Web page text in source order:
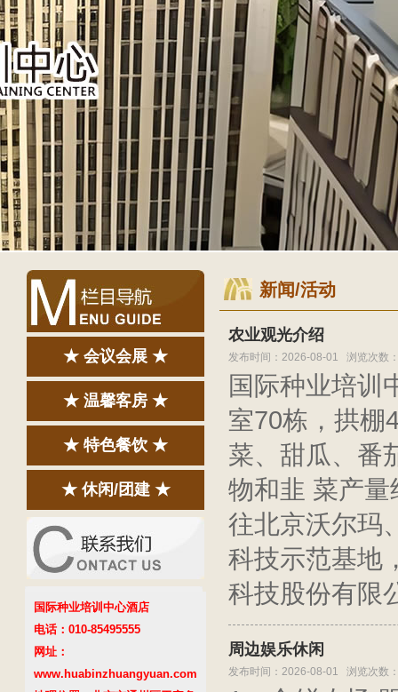
★ 会议会展 ★
★ 温馨客房 ★
★ 特色餐饮 ★
★ 休闲/团建 ★
国际种业培训中心酒店
电话：010-85495555
网址：
www.huabinzhuangyuan.com
新闻/活动
农业观光介绍
发布时间：2026-08-01 浏览次数
国际种业培训
室70栋，拱棚
菜、甜瓜、番
物和韭 菜产量
往北京沃尔玛
科技示范基地
科技股份有限
周边娱乐休闲
发布时间：2026-08-01 浏览次数